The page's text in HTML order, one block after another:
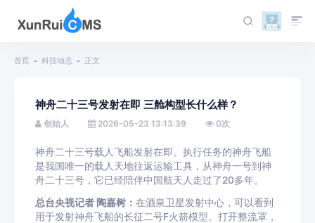
首页 科技动态 正文
神舟二十三号发射在即 三舱构型长什么样？
创始人 2026-05-23 13:13:39 0次
神舟二十三号载人飞船发射在即。执行任务的神舟飞船
是我国唯一的载人天地往返运输工具，从神舟一号到神
舟二十三号，它已经陪伴中国航天人走过了20多年。
总台央视记者 陶嘉树： 在酒泉卫星发射中心，可以看到
用于发射神舟飞船的长征二号F火箭模型。打开整流罩，